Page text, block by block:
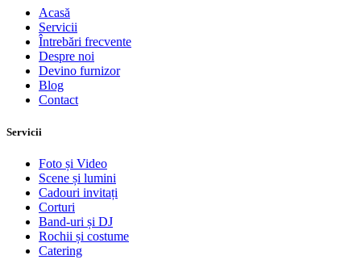
Acasă
Servicii
Întrebări frecvente
Despre noi
Devino furnizor
Blog
Contact
Servicii
Foto și Video
Scene și lumini
Cadouri invitați
Corturi
Band-uri și DJ
Rochii și costume
Catering